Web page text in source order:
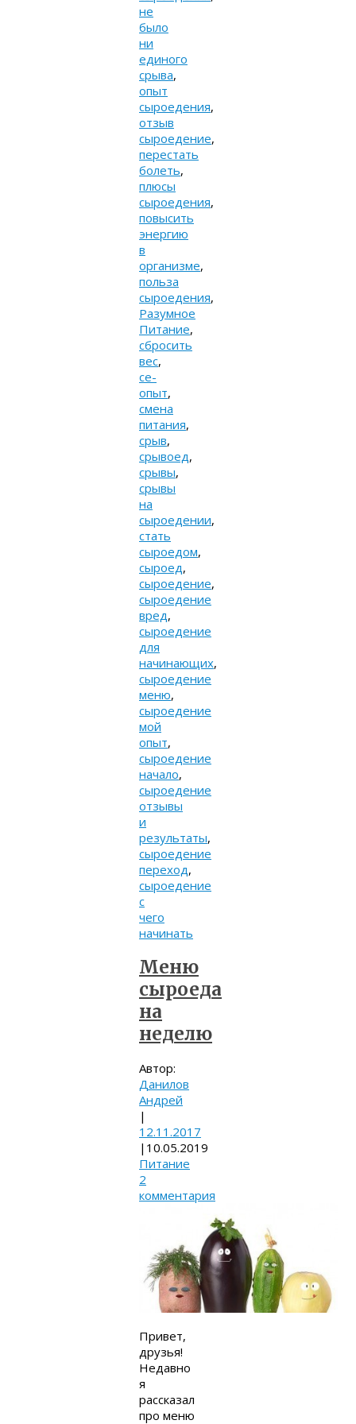
не
было
ни
единого
срыва,
опыт
сыроедения,
отзыв
сыроедение,
перестать
болеть,
плюсы
сыроедения,
повысить
энергию
в
организме,
польза
сыроедения,
Разумное
Питание,
сбросить
вес,
се-
опыт,
смена
питания,
срыв,
срывоед,
срывы,
срывы
на
сыроедении,
стать
сыроедом,
сыроед,
сыроедение,
сыроедение
вред,
сыроедение
для
начинающих,
сыроедение
меню,
сыроедение
мой
опыт,
сыроедение
начало,
сыроедение
отзывы
и
результаты,
сыроедение
переход,
сыроедение
с
чего
начинать
Меню
сыроеда
на
неделю
Автор:
Данилов
Андрей
|
12.11.2017
| 10.05.2019
Питание
2
комментария
Привет,
друзья!
Недавно
я
рассказал
про меню